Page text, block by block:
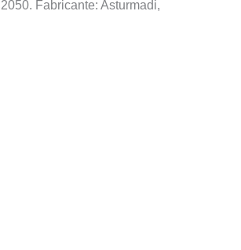
Fabricante: Asturmadi,